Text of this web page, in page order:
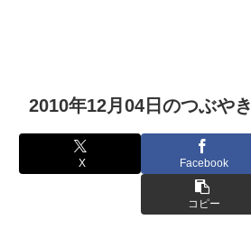
2010年12月04日のつぶやき
X Facebook
コピー